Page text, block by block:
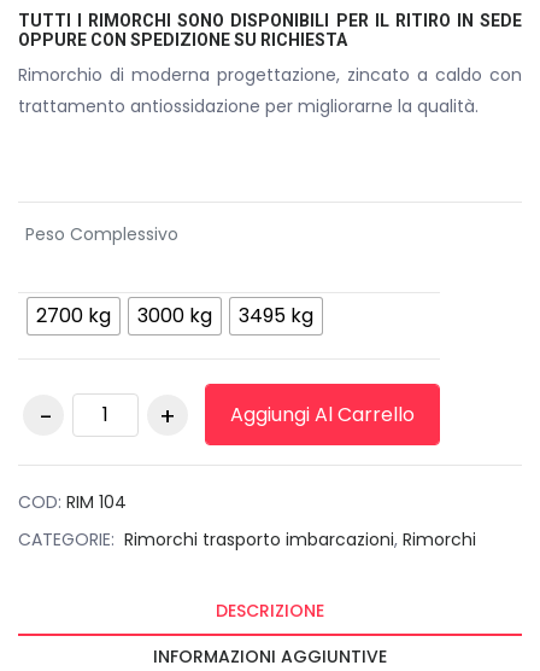
TUTTI I RIMORCHI SONO DISPONIBILI PER IL RITIRO IN SEDE
OPPURE CON SPEDIZIONE SU RICHIESTA
Rimorchio di moderna progettazione, zincato a caldo con
trattamento antiossidazione per migliorarne la qualità.
Peso Complessivo
2700 kg 3000 kg 3495 kg
Rimorchio Cresci
N3500 quantità
Aggiungi Al Carrello
COD: RIM 104
CATEGORIE: Rimorchi trasporto imbarcazioni, Rimorchi
DESCRIZIONE
INFORMAZIONI AGGIUNTIVE